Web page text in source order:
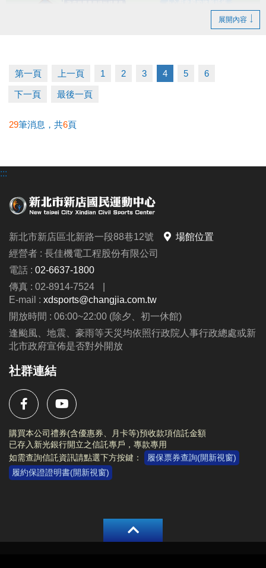
(原價200元/次)
成績公佈
樓，並同步公告於中心官網及官方fb粉專。
2026/6/24 (三) ~ 6/30 (二) 6:00~21:00止
請得獎人攜帶本活動月卡及身分證，於期間內至中心
三樓櫃台簽收領獎；如逾期未領取獎項，則視同放棄
項之權利。
►本中心保有最終修改、活動解釋及取消本活動之權
利；參加者於參加活動同時，即同意接受並遵守此活
動辦法與注意事項等規範。
活動內容及注意事項等相關資訊，請詳閱活動海報 。
展開內容
第一頁 上一頁 1 2 3 4 5 6
下一頁 最後一頁
29筆消息，共6頁
:::
新北市新店區北新路一段88巷12號
場館位置
經營者 : 長佳機電工程股份有限公司
電話 : 02-6637-1800
傳真 : 02-8914-7524
|
E-mail : xdsports@changjia.com.tw
開放時間 : 06:00~22:00 (除夕、初一休館)
逢颱風、地震、豪雨等天災均依照行政院人事行政總處或新
北市政府宣佈是否對外開放
社群連結
購買本公司禮券(含優惠券、月卡等)預收款項信託金額
已存入新光銀行開立之信託專戶，專款專用
如需查詢信託資訊請點選下方按鍵：
履保票券查詢(開新視窗)
履約保證證明書(開新視窗)